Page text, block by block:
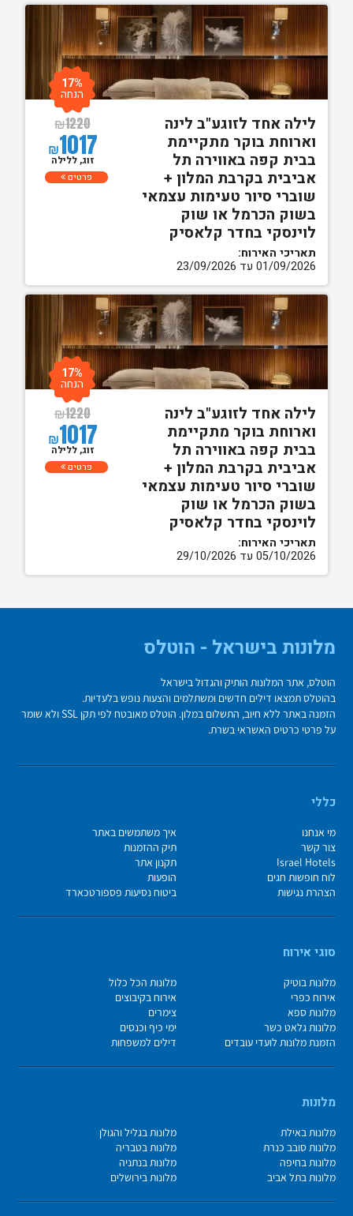
לילה אחד לזוגע"ב לינה
וארוחת בוקר מתקיימת
בבית קפה באווירה תל
אביבית בקרבת המלון +
שוברי סיור טעימות עצמאי
בשוק הכרמל או שוק
לוינסקי בחדר קלאסיק
תאריכי האירוח:
01/09/2026 עד 23/09/2026
₪1220
₪1017
17%
הנחה
זוג, ללילה
פרטים
לילה אחד לזוגע"ב לינה
וארוחת בוקר מתקיימת
בבית קפה באווירה תל
אביבית בקרבת המלון +
שוברי סיור טעימות עצמאי
בשוק הכרמל או שוק
לוינסקי בחדר קלאסיק
תאריכי האירוח:
05/10/2026 עד 29/10/2026
₪1220
₪1017
17%
הנחה
זוג, ללילה
פרטים
מלונות בישראל - הוטלס
הוטלס, אתר המלונות הותיק והגדול בישראל
בהוטלס תמצאו דילים חדשים ומשתלמים והצעות נופש בלעדיות.
הזמנה באתר ללא חיוב, התשלום במלון. הוטלס מאובטח לפי תקן SSL ולא שומר
על פרטי כרטיס האשראי בשרת.
כללי
מי אנחנו
איך משתמשים באתר
צור קשר
תיק ההזמנות
Israel Hotels
תקנון אתר
לוח חופשות חגים
הופעות
הצהרת נגישות
ביטוח נסיעות פספורטכארד
סוגי אירוח
מלונות בוטיק
מלונות הכל כלול
אירוח כפרי
אירוח בקיבוצים
מלונות ספא
צימרים
מלונות גלאט כשר
ימי כיף וכנסים
הזמנת מלונות לועדי עובדים
דילים למשפחות
מלונות
מלונות באילת
מלונות בגליל והגולן
מלונות סובב כנרת
מלונות בטבריה
מלונות בחיפה
מלונות בנתניה
מלונות בתל אביב
מלונות בירושלים